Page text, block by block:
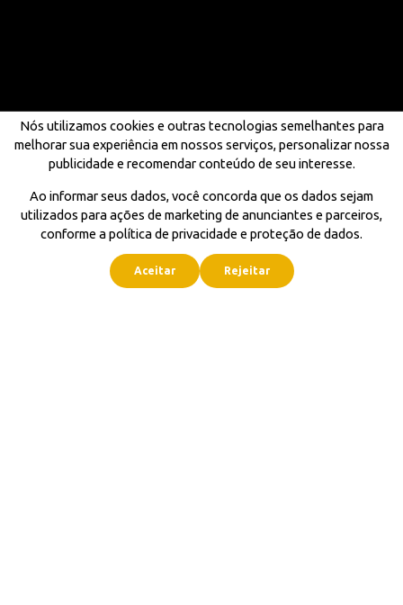
Nós utilizamos cookies e outras tecnologias semelhantes para
melhorar sua experiência em nossos serviços, personalizar nossa
publicidade e recomendar conteúdo de seu interesse.
Ao informar seus dados, você concorda que os dados sejam
utilizados para ações de marketing de anunciantes e parceiros,
conforme a política de privacidade e proteção de dados.
Aceitar Rejeitar